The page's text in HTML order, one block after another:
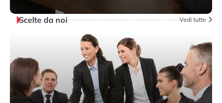
Scelte da noi Vedi tutte